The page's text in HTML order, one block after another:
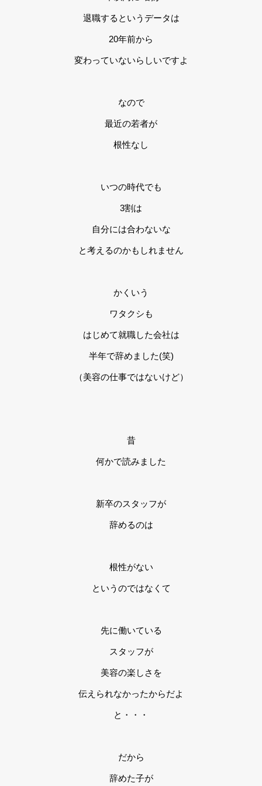
退職するというデータは
20年前から
変わっていないらしいですよ
なので
最近の若者が
根性なし
いつの時代でも
3割は
自分には合わないな
と考えるのかもしれません
かくいう
ワタクシも
はじめて就職した会社は
半年で辞めました(笑)
（美容の仕事ではないけど）
昔
何かで読みました
新卒のスタッフが
辞めるのは
根性がない
というのではなくて
先に働いている
スタッフが
美容の楽しさを
伝えられなかったからだよ
と・・・
だから
辞めた子が